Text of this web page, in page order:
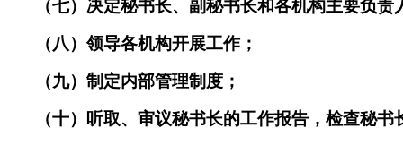
（七）决定秘书长、副秘书长和各机构主要负责
（八）领导各机构开展工作；
（九）制定内部管理制度；
（十）听取、审议秘书长的工作报告，检查秘书